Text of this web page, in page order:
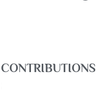
CONTRIBUTIONS